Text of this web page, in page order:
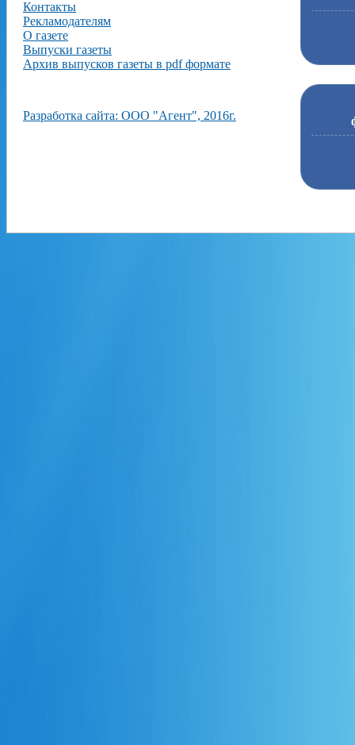
Контакты
Рекламодателям
О газете
Выпуски газеты
Архив выпусков газеты в pdf формате
Разработка сайта: ООО "Агент", 2016г.